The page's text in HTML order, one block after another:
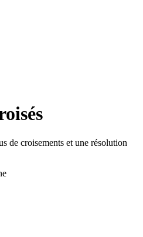
de croisements et une résolution